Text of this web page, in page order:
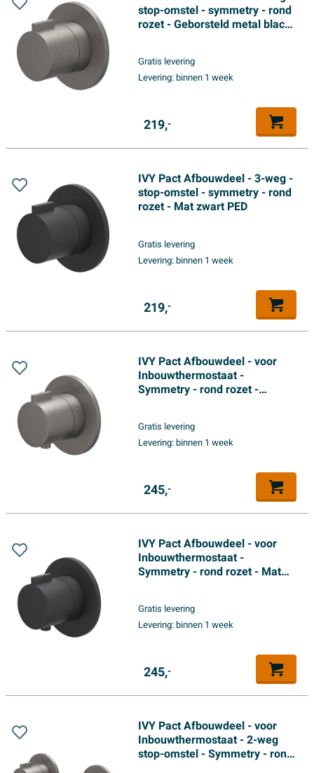
stop-omstel - symmetry - rond
rozet - Geborsteld metal black
Gratis levering
Levering:binnen 1 week
219,-
IVY Pact Afbouwdeel - 3-weg -
stop-omstel - symmetry - rond
rozet - Mat zwart PED
Gratis levering
Levering:binnen 1 week
219,-
IVY Pact Afbouwdeel - voor
Inbouwthermostaat -
Symmetry - rond rozet -
Gratis levering
Levering:binnen 1 week
245,-
IVY Pact Afbouwdeel - voor
Inbouwthermostaat -
Symmetry - rond rozet - Mat
Gratis levering
Levering:binnen 1 week
245,-
IVY Pact Afbouwdeel - voor
Inbouwthermostaat - 2-weg
stop-omstel - Symmetry - rond